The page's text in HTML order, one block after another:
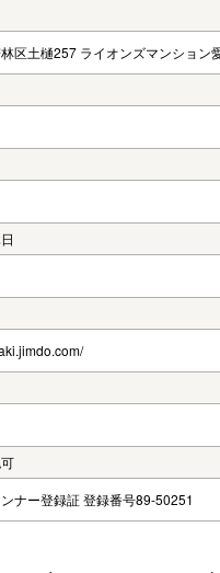
区土樋257 ライオンズマンション
ナー登録証 登録番号89-50251